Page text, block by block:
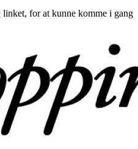
for at kunne komme i gang